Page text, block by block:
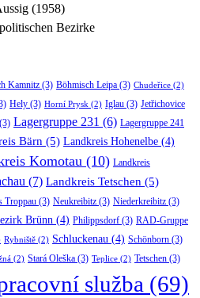
(1958)
Bezirke
Kamnitz (3) Böhmisch Leipa (3) Chudeřice (2)
Hely (3) Horní Prysk (2) Iglau (3) Jetřichovice
(3) Lagergruppe 231 (6) Lagergruppe 241
Bärn (5) Landkreis Hohenelbe (4)
Komotau (10) Landkreis
(7) Landkreis Tetschen (5)
Troppau (3) Neukreibitz (3) Niederkreibitz (3)
Brünn (4) Philippsdorf (3) RAD-Gruppe
Rybniště (2) Schluckenau (4) Schönborn (3)
(2) Stará Oleška (3) Teplice (2) Tetschen (3)
služba (69)